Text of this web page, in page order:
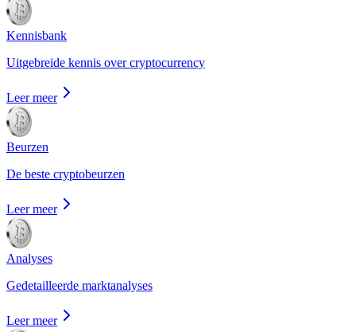
Kennisbank
Uitgebreide kennis over cryptocurrency
Leer meer
Beurzen
De beste cryptobeurzen
Leer meer
Analyses
Gedetailleerde marktanalyses
Leer meer